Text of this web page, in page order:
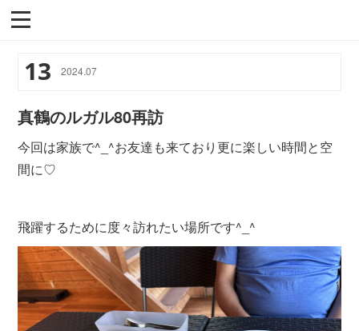
13 2024.07
真鶴のルガル80再訪
今回は家族で^_^お友達も来ており更に楽しい時間と空
間に♡
飛躍するために度々訪れたい場所です^_^